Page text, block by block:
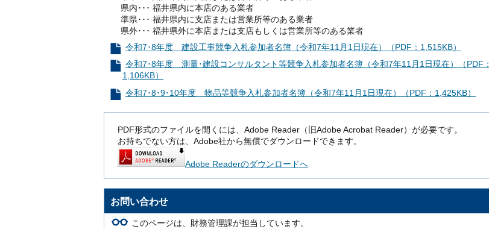
県内･･･ 福井県内に本店のある業者
準県･･･ 福井県内に支店または営業所等のある業者
県外･･･ 福井県外に本店または支店もしくは営業所等のある業者
令和7･8年度 建設工事競争入札参加者名簿（令和7年11月1日現在）（PDF：1,515KB）
令和7･8年度 測量･建設コンサルタント等競争入札参加者名簿（令和7年11月1日現在）（PDF：
1,106KB）
令和7･8･9･10年度 物品等競争入札参加者名簿（令和7年11月1日現在）（PDF：1,425KB）
PDF形式のファイルを開くには、Adobe Reader（旧Adobe Acrobat Reader）が必要です。
お持ちでない方は、Adobe社から無償でダウンロードできます。
Adobe Readerのダウンロードへ
お問い合わせ
このページは、財務管理課が担当しています。